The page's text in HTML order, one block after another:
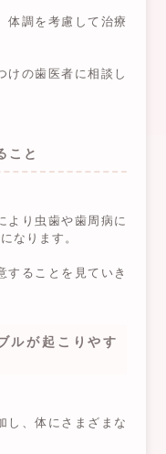
体調を考慮して治療
けの歯医者に相談し
こと
より虫歯や歯周病に
なります。
することを見ていき
ルが起こりやす
し、体にさまざまな